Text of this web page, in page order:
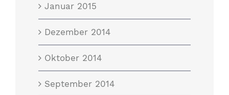
Januar 2015
Dezember 2014
Oktober 2014
September 2014